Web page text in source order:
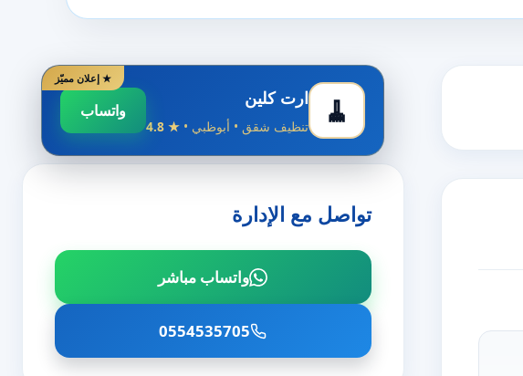
★ إعلان مميّز
🧹 ارت كلين
تنظيف شقق • أبوظبي • ★ 4.8
واتساب
تواصل مع الإدارة
واتساب مباشر
0554535705